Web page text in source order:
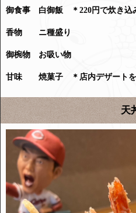
御食事 白御飯 ＊220円で炊き込
香物 ニ種盛り
御椀物 お吸い物
甘味 焼菓子 ＊店内デザートを
天